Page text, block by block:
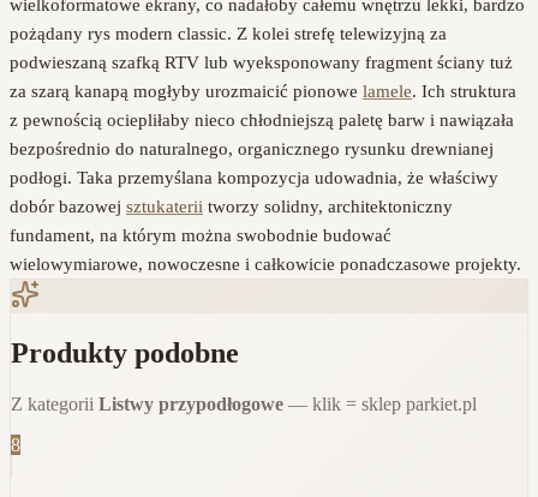
wielkoformatowe ekrany, co nadałoby całemu wnętrzu lekki, bardzo
pożądany rys modern classic. Z kolei strefę telewizyjną za
podwieszaną szafką RTV lub wyeksponowany fragment ściany tuż
za szarą kanapą mogłyby urozmaicić pionowe lamele. Ich struktura
z pewnością ociepliłaby nieco chłodniejszą paletę barw i nawiązała
bezpośrednio do naturalnego, organicznego rysunku drewnianej
podłogi. Taka przemyślana kompozycja udowadnia, że właściwy
dobór bazowej sztukaterii tworzy solidny, architektoniczny
fundament, na którym można swobodnie budować
wielowymiarowe, nowoczesne i całkowicie ponadczasowe projekty.
Produkty podobne
Z kategorii Listwy przypodłogowe — klik = sklep parkiet.pl
8